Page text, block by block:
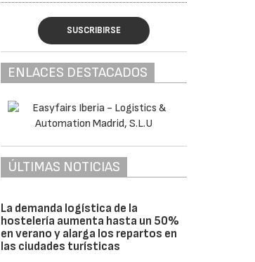
SUSCRIBIRSE
ENLACES DESTACADOS
ÚLTIMAS NOTICIAS
La demanda logística de la
hostelería aumenta hasta un 50%
en verano y alarga los repartos en
las ciudades turísticas